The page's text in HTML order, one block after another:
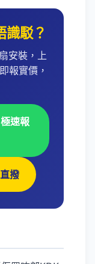
識駁？
安裝，上
報實價，
速報
撥